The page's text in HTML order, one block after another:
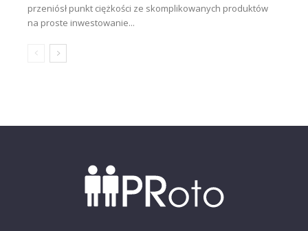
przeniósł punkt ciężkości ze skomplikowanych produktów
na proste inwestowanie...